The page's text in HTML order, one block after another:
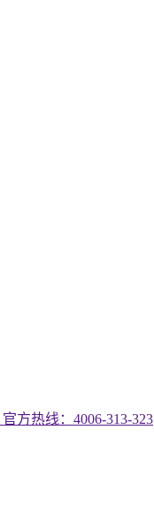
官方热线：4006-313-323